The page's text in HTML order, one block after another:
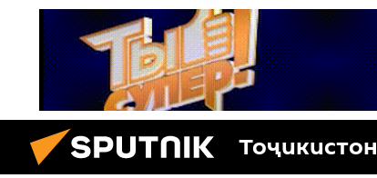
Тоҷикистон